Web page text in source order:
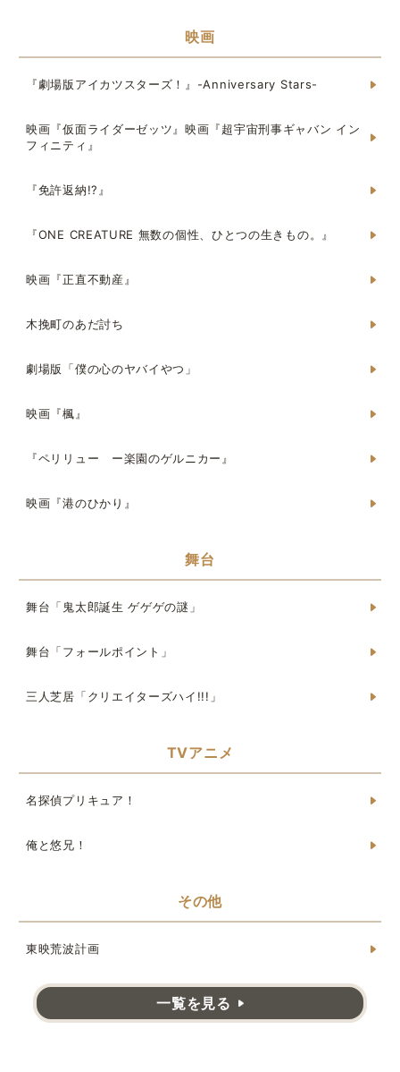
映画
『劇場版アイカツスターズ！』-Anniversary Stars-
映画『仮面ライダーゼッツ』映画『超宇宙刑事ギャバン イン
フィニティ』
『免許返納!?』
『ONE CREATURE 無数の個性、ひとつの生きもの。』
映画『正直不動産』
木挽町のあだ討ち
劇場版「僕の心のヤバイやつ」
映画『楓』
『ペリリュー ー楽園のゲルニカー』
映画『港のひかり』
舞台
舞台「鬼太郎誕生 ゲゲゲの謎」
舞台「フォールポイント」
三人芝居「クリエイターズハイ!!!」
TVアニメ
名探偵プリキュア！
俺と悠兄！
その他
東映荒波計画
一覧を見る